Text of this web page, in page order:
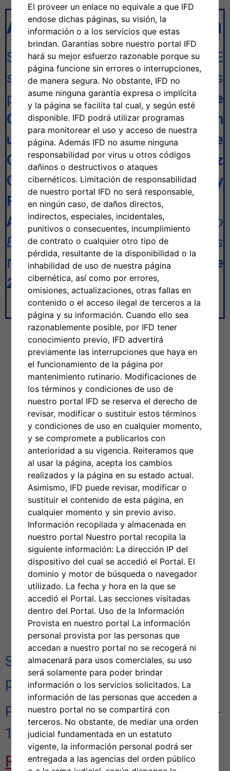
Anunciode Adquisición
Solicitud de propuesta. RICCE
solicita una propuesta de servicios
profesionales para Un Sistema de
Gestión de Aprendizaje (LMS) con
un Sistema de Gestión de
Contenido (CMS), una Interfaz
Gráfica de Usuario (GUI) y
Funcionalidades
Adicionales(Número de Proyecto
EDA 01-69-15196).Los interesados
tienen hastael 16 de septiembre de
2024.
Solicitud de propuestas RICCE
para LMS, CMS y GUI-2024
PROGRAMA FEDERAL EDA-01-69-
15196
RICCE Request for
El proveer un enlace no equivale a que IFD
endose dichas páginas, su visión, la
información o a los servicios que estas
brindan. Garantías sobre nuestro portal IFD
hará su mejor esfuerzo razonable porque su
página funcione sin errores o interrupciones,
de manera segura. No obstante, IFD no
asume ninguna garantía expresa o implícita
y la página se facilita tal cual, y según esté
disponible. IFD podrá utilizar programas
para monitorear el uso y acceso de nuestra
página. Además IFD no asume ninguna
responsabilidad por virus u otros códigos
dañinos o destructivos o ataques
cibernéticos. Limitación de responsabilidad
de nuestro portal IFD no será responsable,
en ningún caso, de daños directos,
indirectos, especiales, incidentales,
punitivos o consecuentes, incumplimiento
de contrato o cualquier otro tipo de
pérdida, resultante de la disponibilidad o la
inhabilidad de uso de nuestra página
cibernética, así como por errores,
omisiones, actualizaciones, otras fallas en
contenido o el acceso ilegal de terceros a la
página y su información. Cuando ello sea
razonablemente posible, por IFD tener
conocimiento previo, IFD advertirá
previamente las interrupciones que haya en
el funcionamiento de la página por
mantenimiento rutinario. Modificaciones de
los términos y condiciones de uso de
nuestro portal IFD se reserva el derecho de
revisar, modificar o sustituir estos términos
y condiciones de uso en cualquier momento,
y se compromete a publicarlos con
anterioridad a su vigencia. Reiteramos que
al usar la página, acepta los cambios
realizados y la página en su estado actual.
Asimismo, IFD puede revisar, modificar o
sustituir el contenido de esta página, en
cualquier momento y sin previo aviso.
Información recopilada y almacenada en
nuestro portal Nuestro portal recopila la
siguiente información: La dirección IP del
dispositivo del cual se accedió el Portal. El
dominio y motor de búsqueda o navegador
utilizado. La fecha y hora en la que se
accedió el Portal. Las secciones visitadas
dentro del Portal. Uso de la Información
Provista en nuestro portal La información
personal provista por las personas que
accedan a nuestro portal no se recogerá ni
almacenará para usos comerciales, su uso
será solamente para poder brindar
información o los servicios solicitados. La
información de las personas que acceden a
nuestro portal no se compartirá con
terceros. No obstante, de mediar una orden
judicial fundamentada en un estatuto
vigente, la información personal podrá ser
entregada a las agencias del orden público